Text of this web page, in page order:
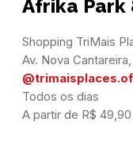
Afrika Park
Shopping TriMais
Todos os dias
A partir de R$ 49,90